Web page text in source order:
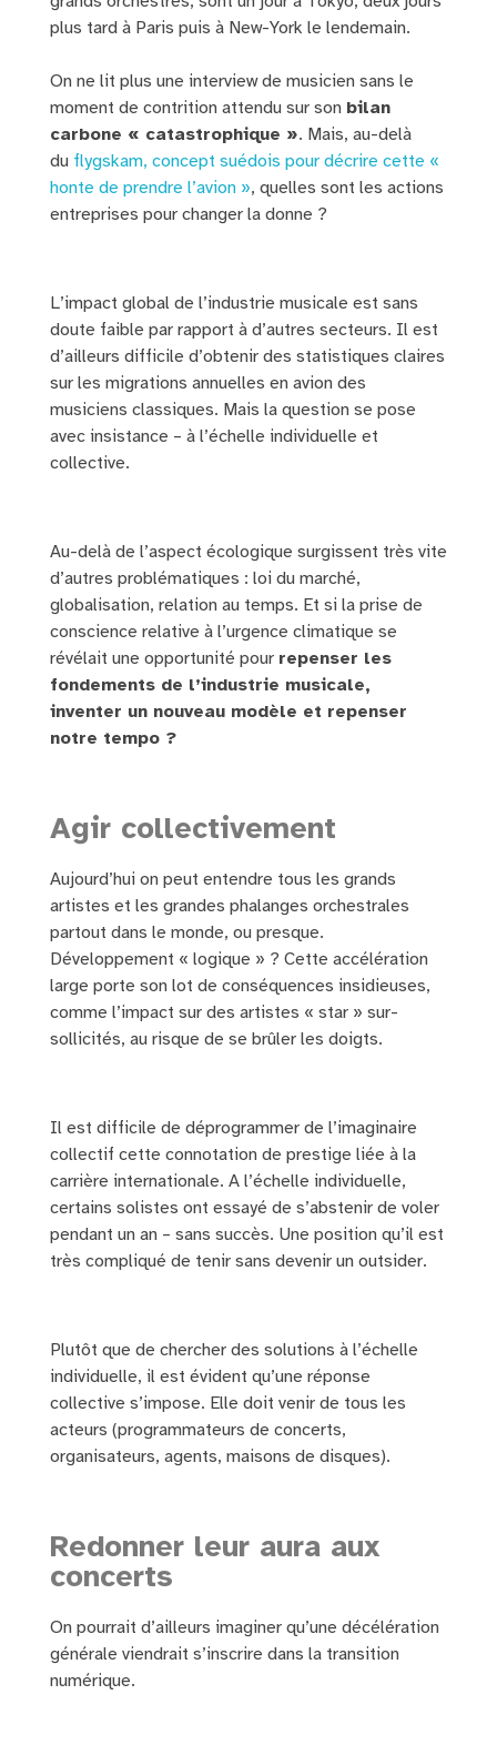
plus tard à Paris puis à New-York le lendemain.
On ne lit plus une interview de musicien sans le
moment de contrition attendu sur son bilan
carbone « catastrophique ». Mais, au-delà
du flygskam, concept suédois pour décrire cette «
honte de prendre l’avion », quelles sont les actions
entreprises pour changer la donne ?
L’impact global de l’industrie musicale est sans
doute faible par rapport à d’autres secteurs. Il est
d’ailleurs difficile d’obtenir des statistiques claires
sur les migrations annuelles en avion des
musiciens classiques. Mais la question se pose
avec insistance – à l’échelle individuelle et
collective.
Au-delà de l’aspect écologique surgissent très vite
d’autres problématiques : loi du marché,
globalisation, relation au temps. Et si la prise de
conscience relative à l’urgence climatique se
révélait une opportunité pour repenser les
fondements de l’industrie musicale,
inventer un nouveau modèle et repenser
notre tempo ?
Agir collectivement
Aujourd’hui on peut entendre tous les grands
artistes et les grandes phalanges orchestrales
partout dans le monde, ou presque.
Développement « logique » ? Cette accélération
large porte son lot de conséquences insidieuses,
comme l’impact sur des artistes « star » sur-
sollicités, au risque de se brûler les doigts.
Il est difficile de déprogrammer de l’imaginaire
collectif cette connotation de prestige liée à la
carrière internationale. A l’échelle individuelle,
certains solistes ont essayé de s’abstenir de voler
pendant un an – sans succès. Une position qu’il est
très compliqué de tenir sans devenir un outsider.
Plutôt que de chercher des solutions à l’échelle
individuelle, il est évident qu’une réponse
collective s’impose. Elle doit venir de tous les
acteurs (programmateurs de concerts,
organisateurs, agents, maisons de disques).
Redonner leur aura aux
concerts
On pourrait d’ailleurs imaginer qu’une décélération
générale viendrait s’inscrire dans la transition
numérique.